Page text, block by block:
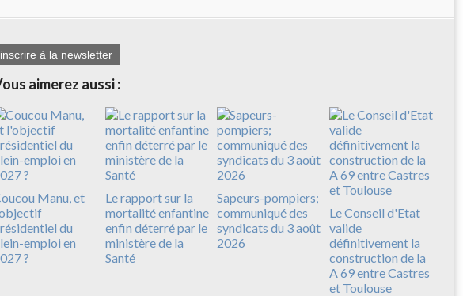
à la newsletter
aimerez aussi :
Manu, et
du
emploi en
?
Le rapport sur la
mortalité enfantine
enfin déterré par le
ministère de la
Santé
Sapeurs-pompiers;
communiqué des
syndicats du 3 août
2026
Le Conseil d'Etat
valide
définitivement la
construction de la
A 69 entre Castres
et Toulouse